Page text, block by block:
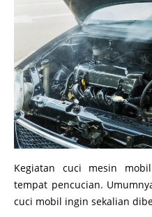
Kegiatan cuci mesin
tempat pencucian.
cuci mobil ingin sekalian